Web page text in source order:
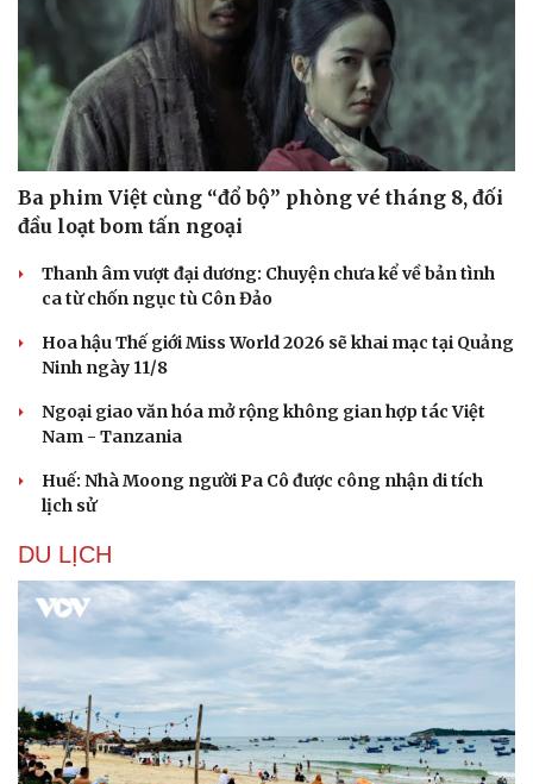
Văn hóa
Văn học
Âm nhạc
Di sản
Giải trí
Nghệ sĩ
Thời trang
Ba phim Việt cùng “đổ bộ” phòng vé tháng 8, đối
đầu loạt bom tấn ngoại
Thanh âm vượt đại dương: Chuyện chưa kể về bản tình
ca từ chốn ngục tù Côn Đảo
Hoa hậu Thế giới Miss World 2026 sẽ khai mạc tại Quảng
Ninh ngày 11/8
Ngoại giao văn hóa mở rộng không gian hợp tác Việt
Nam - Tanzania
Huế: Nhà Moong người Pa Cô được công nhận di tích
lịch sử
DU LỊCH